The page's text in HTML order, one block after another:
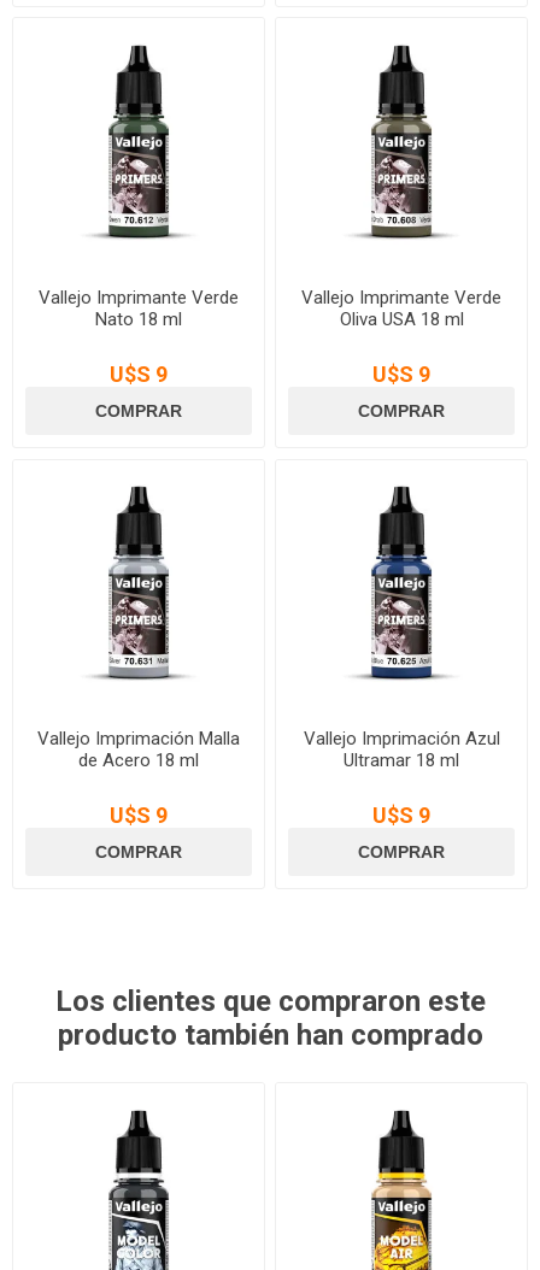
Vallejo Imprimante Verde
Nato 18 ml
U$S 9
Vallejo Imprimante Verde
Oliva USA 18 ml
U$S 9
Vallejo Imprimación Malla
de Acero 18 ml
U$S 9
Vallejo Imprimación Azul
Ultramar 18 ml
U$S 9
Los clientes que compraron este
producto también han comprado